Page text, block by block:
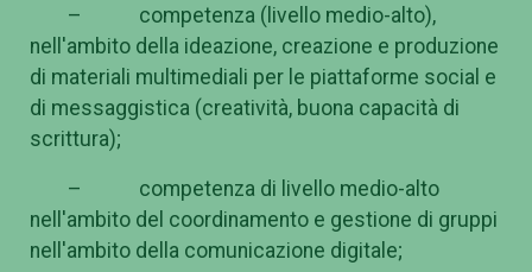
– competenza (livello medio-alto),
nell'ambito della ideazione, creazione e produzione
di materiali multimediali per le piattaforme social e
di messaggistica (creatività, buona capacità di
scrittura);
– competenza di livello medio-alto
nell'ambito del coordinamento e gestione di gruppi
nell'ambito della comunicazione digitale;